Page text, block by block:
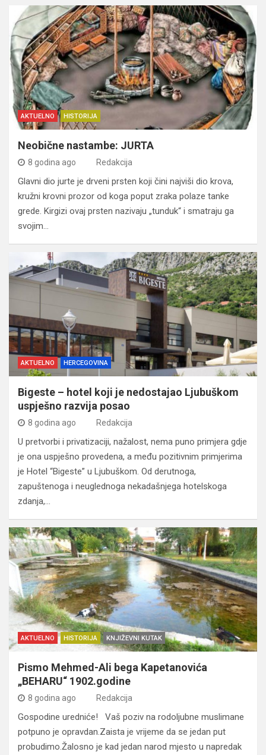
AKTUELNO HISTORIJA
Neobične nastambe: JURTA
8 godina ago Redakcija
Glavni dio jurte je drveni prsten koji čini najviši dio krova,
kružni krovni prozor od koga poput zraka polaze tanke
grede. Kirgizi ovaj prsten nazivaju „tunduk“ i smatraju ga
svojim…
AKTUELNO HERCEGOVINA
Bigeste – hotel koji je nedostajao Ljubuškom
uspješno razvija posao
8 godina ago Redakcija
U pretvorbi i privatizaciji, nažalost, nema puno primjera gdje
je ona uspješno provedena, a među pozitivnim primjerima
je Hotel “Bigeste” u Ljubuškom. Od derutnoga,
zapuštenoga i neuglednoga nekadašnjega hotelskoga
zdanja,…
AKTUELNO HISTORIJA KNJIŽEVNI KUTAK
Pismo Mehmed-Ali bega Kapetanovića
„BEHARU“ 1902.godine
8 godina ago Redakcija
Gospodine uredniće! Vaš poziv na rodoljubne muslimane
potpuno je opravdan.Zaista je vrijeme da se jedan put
probudimo.Žalosno je kad jedan narod mjesto u napredak